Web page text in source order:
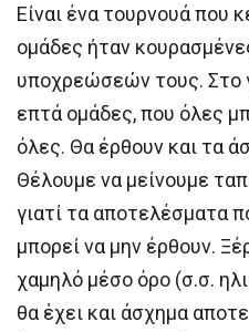
Είναι ένα τουρνουά που
ομάδες ήταν
υποχρεώσεών τους. Στο
επτά ομάδες, που όλες
όλες. Θα έρθουν και τα
Θέλουμε να μείνουμε
γιατί τα αποτελέσματα
μπορεί να μην έρθουν.
χαμηλό μέσο όρο (σ.σ.
θα έχει και άσχημα